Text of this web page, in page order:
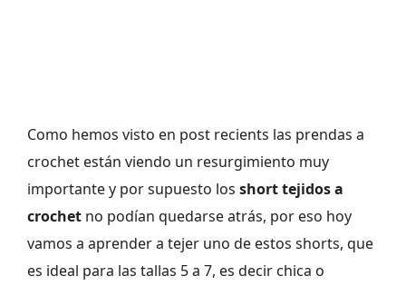
Como hemos visto en post recients las prendas a
crochet están viendo un resurgimiento muy
importante y por supuesto los short tejidos a
crochet no podían quedarse atrás, por eso hoy
vamos a aprender a tejer uno de estos shorts, que
es ideal para las tallas 5 a 7, es decir chica o